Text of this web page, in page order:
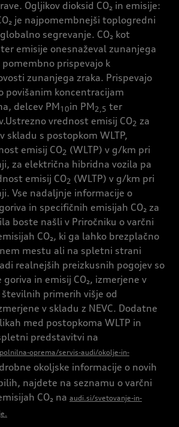
Ogljikov dioksid CO₂ in emisije:
je najpomembnejši toplogredni
segrevanje. CO₂ kot
emisije onesnaževal zunanjega
prispevajo k
zunanjega zraka. Prispevajo
povišanim koncentracijam
delcev PM10in PM2,5 ter
vrednost emisij CO2 za
skladu s postopkom WLTP,
emisij CO2 (WLTP) v g/km pri
za električna hibridna vozila pa
emisij CO2 (WLTP) v g/km pri
Vse nadaljnje informacije o
in specifičnih emisijah CO₂ za
boste našli v Priročniku o varčni
CO₂, ki ga lahko brezplačno
mestu ali na spletni strani
realnejših preizkusnih pogojev so
in emisij CO₂, izmerjene v
številnih primerih višje od
v skladu z NEVC. Dodatne
med postopkoma WLTP in
predstavitvi na
oprema/servis-audi/okolje-in-
okoljske informacije o novih
najdete na seznamu o varčni
CO₂ na audi.si/svetovanje-in-